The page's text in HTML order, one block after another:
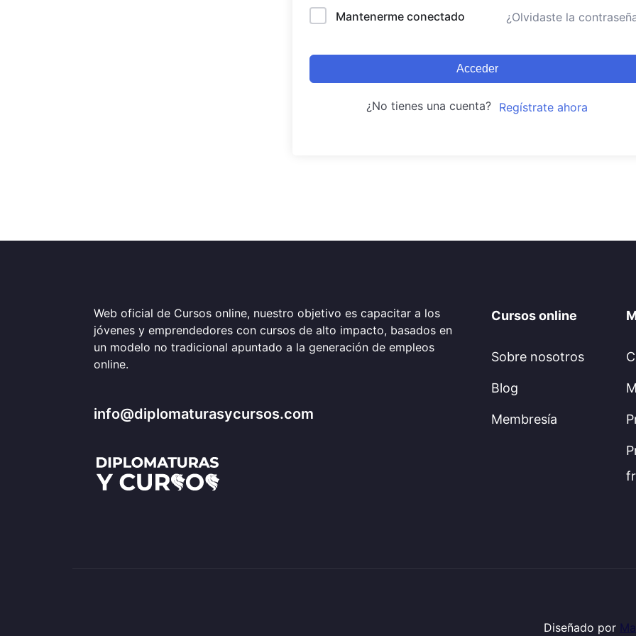
Mantenerme conectado ¿Olvidaste la
Acceder
¿No tienes una cuenta? Regístrate ahora
Web oficial de Cursos online, nuestro objetivo es capacitar a los
jóvenes y emprendedores con cursos de alto impacto, basados en
un modelo no tradicional apuntado a la generación de empleos
online.
info@diplomaturasycursos.com
Cursos online
Sobre nosotros
Blog
Membresía
Diseñado por